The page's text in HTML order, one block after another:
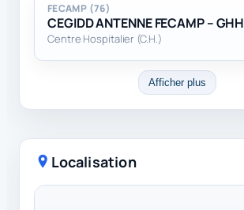
Localisation
FECAMP (76)
CEGIDD ANTENNE FECAMP – GHH
Centre Hospitalier (C.H.)
Afficher plus